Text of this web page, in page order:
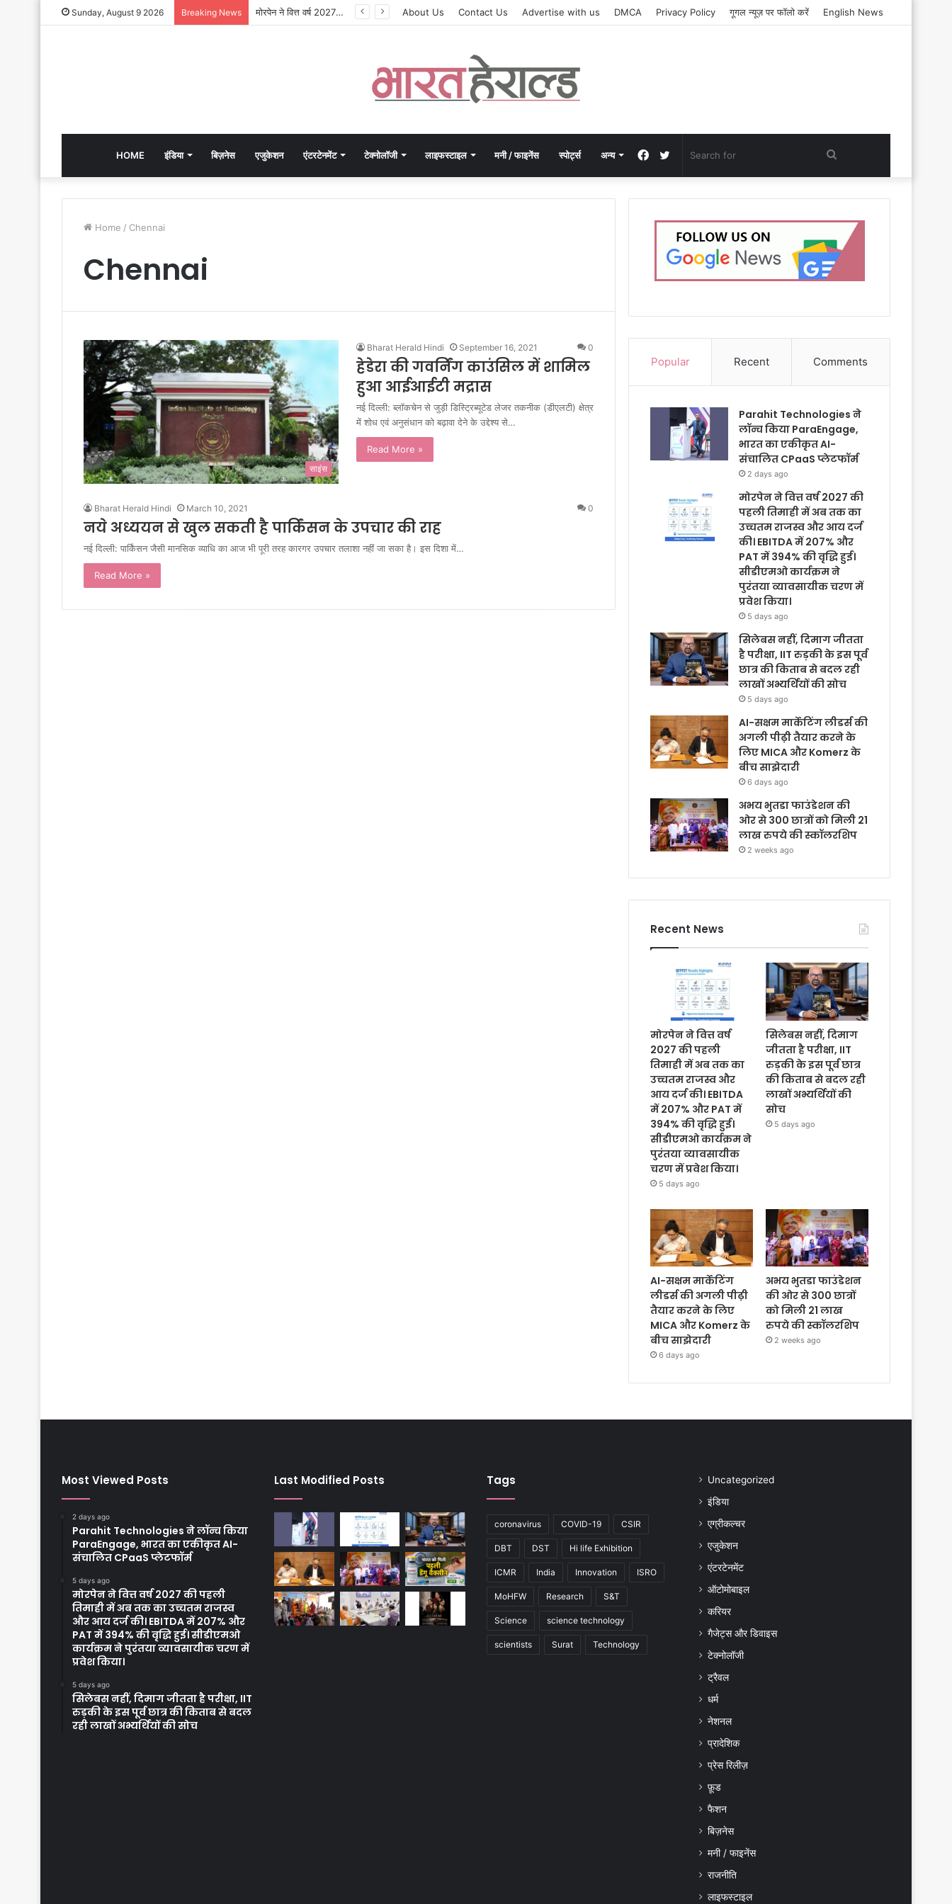
Sunday, August 9 2026 Breaking News मोरपेन ने वित्त वर्ष 2027 की पहली तिमाही में अब तक का उच्चतम राजस्व और आय दर्ज की। EBITDA में 207% और PAT में 394% की वृद्धि हुई। सीडीएमओ कार्यक्रम ने पुरंतया व्यावसायीक चरण में प्रवेश किया। About Us Contact Us Advertise with us DMCA Privacy Policy गूगल न्यूज़ पर फॉलो करें English News
HOME इंडिया बिज़नेस एजुकेशन एंटरटेनमेंट टेक्नोलॉजी लाइफस्टाइल मनी / फाइनेंस स्पोर्ट्स अन्य
for
Twitter
Facebook
Home / Chennai
Chennai
साइंस
Bharat Herald Hindi September 16, 2021 0
हेडेरा की गवर्निंग काउंसिल में शामिल
हुआ आईआईटी मद्रास
नई दिल्ली: ब्लॉकचेन से जुड़ी डिस्ट्रिब्यूटेड लेजर तकनीक (डीएलटी) क्षेत्र
में शोध एवं अनुसंधान को बढ़ावा देने के उद्देश्य से…
Read More »
Bharat Herald Hindi March 10, 2021 0
नये अध्ययन से खुल सकती है पार्किंसन के उपचार की राह
नई दिल्ली: पार्किंसन जैसी मानसिक व्याधि का आज भी पूरी तरह कारगर उपचार तलाशा नहीं जा सका है। इस दिशा में…
Read More »
Popular Recent Comments
Parahit Technologies ने
लॉन्च किया ParaEngage,
भारत का एकीकृत AI-
संचालित CPaaS प्लेटफॉर्म
2 days ago
मोरपेन ने वित्त वर्ष 2027 की
पहली तिमाही में अब तक का
उच्चतम राजस्व और आय दर्ज
की। EBITDA में 207% और
PAT में 394% की वृद्धि हुई।
सीडीएमओ कार्यक्रम ने
पुरंतया व्यावसायीक चरण में
प्रवेश किया।
5 days ago
सिलेबस नहीं, दिमाग जीतता
है परीक्षा, IIT रुड़की के इस पूर्व
छात्र की किताब से बदल रही
लाखों अभ्यर्थियों की सोच
5 days ago
AI-सक्षम मार्केटिंग लीडर्स की
अगली पीढ़ी तैयार करने के
लिए MICA और Komerz के
बीच साझेदारी
6 days ago
अभय भुतडा फाउंडेशन की
ओर से 300 छात्रों को मिली 21
लाख रुपये की स्कॉलरशिप
2 weeks ago
Recent News
मोरपेन ने वित्त वर्ष
2027 की पहली
तिमाही में अब तक का
उच्चतम राजस्व और
आय दर्ज की। EBITDA
में 207% और PAT में
394% की वृद्धि हुई।
सीडीएमओ कार्यक्रम ने
पुरंतया व्यावसायीक
चरण में प्रवेश किया।
5 days ago
सिलेबस नहीं, दिमाग
जीतता है परीक्षा, IIT
रुड़की के इस पूर्व छात्र
की किताब से बदल रही
लाखों अभ्यर्थियों की
सोच
5 days ago
AI-सक्षम मार्केटिंग
लीडर्स की अगली पीढ़ी
तैयार करने के लिए
MICA और Komerz के
बीच साझेदारी
6 days ago
अभय भुतडा फाउंडेशन
की ओर से 300 छात्रों
को मिली 21 लाख
रुपये की स्कॉलरशिप
2 weeks ago
Most Viewed Posts
2 days ago
Parahit Technologies ने लॉन्च किया
ParaEngage, भारत का एकीकृत AI-
संचालित CPaaS प्लेटफॉर्म
5 days ago
मोरपेन ने वित्त वर्ष 2027 की पहली
तिमाही में अब तक का उच्चतम राजस्व
और आय दर्ज की। EBITDA में 207% और
PAT में 394% की वृद्धि हुई। सीडीएमओ
कार्यक्रम ने पुरंतया व्यावसायीक चरण में
प्रवेश किया।
5 days ago
सिलेबस नहीं, दिमाग जीतता है परीक्षा, IIT
रुड़की के इस पूर्व छात्र की किताब से बदल
रही लाखों अभ्यर्थियों की सोच
Last Modified Posts Tags
coronavirus COVID-19 CSIR
DBT DST Hi life Exhibition
ICMR India Innovation ISRO
MoHFW Research S&T
Science science technology
scientists Surat Technology
Uncategorized
इंडिया
एग्रीकल्चर
एजुकेशन
एंटरटेनमेंट
ऑटोमोबाइल
करियर
गैजेट्स और डिवाइस
टेक्नोलॉजी
ट्रैवल
धर्म
नेशनल
प्रादेशिक
प्रेस रिलीज़
फ़ूड
फैशन
बिज़नेस
मनी / फाइनेंस
राजनीति
लाइफस्टाइल